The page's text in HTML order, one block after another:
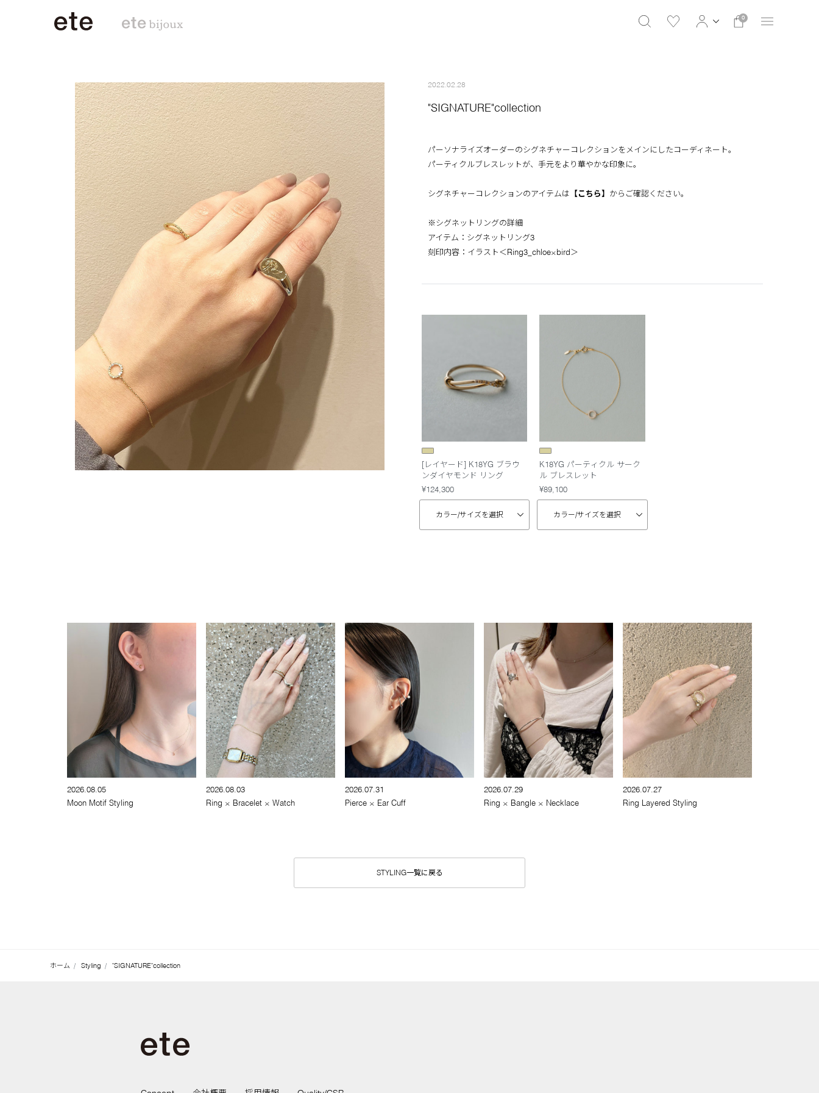
0
2022.02.28
"SIGNATURE"collection
パーソナライズオーダーのシグネチャーコレクションをメインにしたコーディネート。
パーティクルブレスレットが、手元をより華やかな印象に。
シグネチャーコレクションのアイテムは 【こちら】 からご確認ください。
※シグネットリングの詳細
アイテム：シグネットリング3
刻印内容：イラスト＜Ring3_chloe×bird＞
[レイヤード] K18YG ブラウ
ンダイヤモンド リング
¥124,300
カラー/サイズを選択
K18YG パーティクル サーク
ル ブレスレット
¥89,100
カラー/サイズを選択
2026.08.05
Moon Motif Styling
2026.08.03
Ring × Bracelet × Watch
2026.07.31
Pierce × Ear Cuff
2026.07.29
Ring × Bangle × Necklace
2026.07.27
Ring Layered Styling
STYLING一覧に戻る
ホーム Styling "SIGNATURE"collection